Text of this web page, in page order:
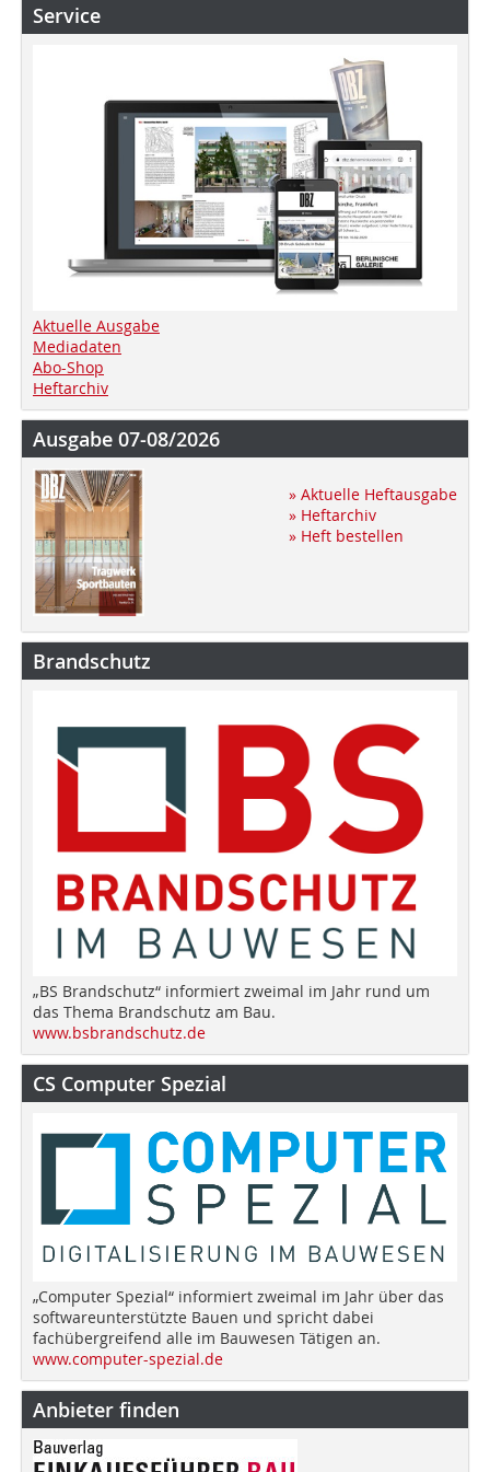
Service
Aktuelle Ausgabe
Mediadaten
Abo-Shop
Heftarchiv
Ausgabe 07-08/2026
» Aktuelle Heftausgabe
» Heftarchiv
» Heft bestellen
Brandschutz
„BS Brandschutz“ informiert zweimal im Jahr rund um
das Thema Brandschutz am Bau.
www.bsbrandschutz.de
CS Computer Spezial
„Computer Spezial“ informiert zweimal im Jahr über das
softwareunterstützte Bauen und spricht dabei
fachübergreifend alle im Bauwesen Tätigen an.
www.computer-spezial.de
Anbieter finden